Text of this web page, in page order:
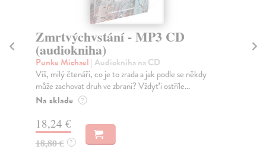
Zmrtvýchvstání - MP3 CD
(audiokniha)
Punke Michael | Audiokniha na CD
Víš, milý čtenáři, co je to zrada a jak podle se někdy
může zachovat druh ve zbrani? Vždyť i ostříle...
Na sklade ?
18,24 €
18,80 € ?